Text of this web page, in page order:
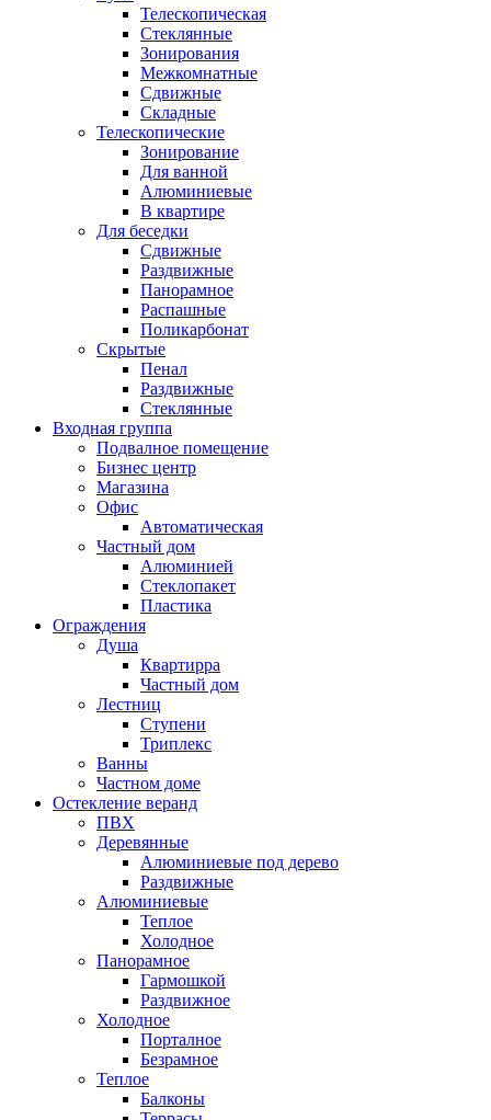
Телескопическая
Стеклянные
Зонирования
Межкомнатные
Сдвижные
Складные
Телескопические
Зонирование
Для ванной
Алюминиевые
В квартире
Для беседки
Сдвижные
Раздвижные
Панорамное
Распашные
Поликарбонат
Скрытые
Пенал
Раздвижные
Стеклянные
Входная группа
Подвалное помещение
Бизнес центр
Магазина
Офис
Автоматическая
Частный дом
Алюминией
Стеклопакет
Пластика
Ограждения
Душа
Квартирра
Частный дом
Лестниц
Ступени
Триплекс
Ванны
Частном доме
Остекление веранд
ПВХ
Деревянные
Алюминиевые под дерево
Раздвижные
Алюминиевые
Теплое
Холодное
Панорамное
Гармошкой
Раздвижное
Холодное
Порталное
Безрамное
Теплое
Балконы